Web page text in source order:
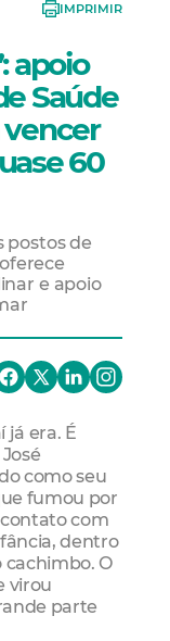
IMPRIMIR
apoio
Saúde
vencer
60
de
e apoio
já era. É
como seu
fumou por
com
dentro
cachimbo. O
virou
parte